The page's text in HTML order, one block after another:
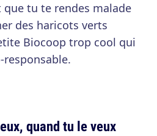
que tu te rendes malade
des haricots verts
Biocoop trop cool qui
quand tu le veux